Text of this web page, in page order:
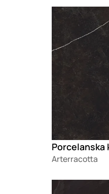
Loading
Arterracotta
Loading